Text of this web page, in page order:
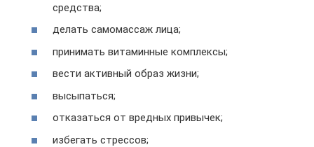
средства;
делать самомассаж лица;
принимать витаминные комплексы;
вести активный образ жизни;
высыпаться;
отказаться от вредных привычек;
избегать стрессов;